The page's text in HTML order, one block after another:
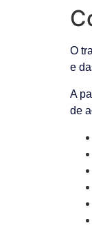
O
e
A
de